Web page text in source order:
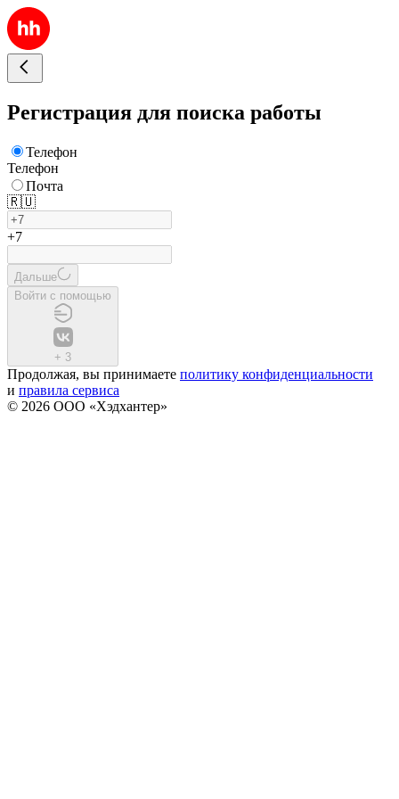
Регистрация для поиска работы
Телефон
Телефон
Почта
🇷🇺
+7
Дальше
Войти с помощью
+ 3
Продолжая, вы принимаете политику конфиденциальности
и правила сервиса
© 2026 ООО «Хэдхантер»